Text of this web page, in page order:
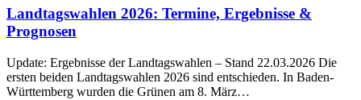
Landtagswahlen 2026: Termine, Ergebnisse &
Prognosen
Update: Ergebnisse der Landtagswahlen – Stand 22.03.2026 Die
ersten beiden Landtagswahlen 2026 sind entschieden. In Baden-
Württemberg wurden die Grünen am 8. März…